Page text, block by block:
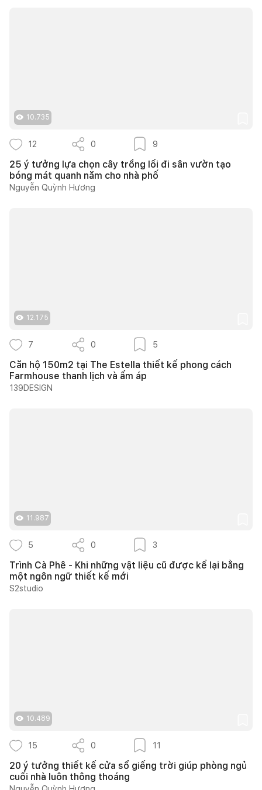
10.735
12 0 9
25 ý tưởng lựa chọn cây trồng lối đi sân vườn tạo
bóng mát quanh năm cho nhà phố
Nguyễn Quỳnh Hương
12.175
7 0 5
Căn hộ 150m2 tại The Estella thiết kế phong cách
Farmhouse thanh lịch và ấm áp
139DESIGN
11.987
5 0 3
Trình Cà Phê - Khi những vật liệu cũ được kể lại bằng
một ngôn ngữ thiết kế mới
S2studio
10.489
15 0 11
20 ý tưởng thiết kế cửa sổ giếng trời giúp phòng ngủ
cuối nhà luôn thông thoáng